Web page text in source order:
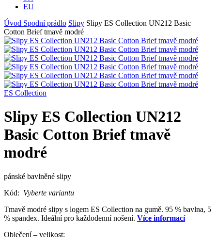
EU
Úvod Spodní prádlo Slipy Slipy ES Collection UN212 Basic
Cotton Brief tmavě modré
ES Collection
Slipy ES Collection UN212
Basic Cotton Brief tmavě
modré
pánské bavlněné slipy
Kód: Vyberte variantu
Tmavě modré slipy s logem ES Collection na gumě. 95 % bavlna, 5
% spandex. Ideální pro každodenní nošení. Více informací
Oblečení – velikost: